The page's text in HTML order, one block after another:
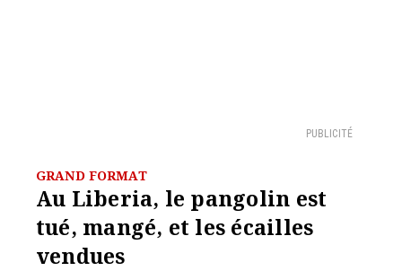
PUBLICITÉ
GRAND FORMAT
Au Liberia, le pangolin est
tué, mangé, et les écailles
vendues